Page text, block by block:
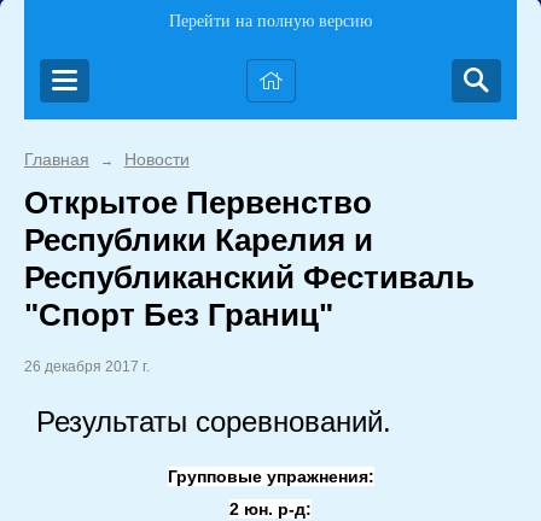
Перейти на полную версию
Главная → Новости
Открытое Первенство
Республики Карелия и
Республиканский Фестиваль
"Спорт Без Границ"
26 декабря 2017 г.
Результаты соревнований.
Групповые упражнения:
2 юн. р-д: